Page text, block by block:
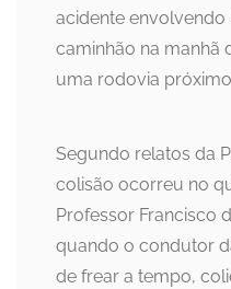
acidente
caminhão na manhã
uma rodovia próximo
Segundo relatos da
colisão ocorreu no
Professor Francisco
quando o condutor
de frear a tempo,